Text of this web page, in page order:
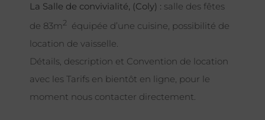
La Salle de convivialité, (Coly) : salle des fêtes
de 83m2 équipée d’une cuisine, possibilité de
location de vaisselle.
Détails, description et Convention de location
avec les Tarifs en bientôt en ligne, pour le
moment nous contacter directement.